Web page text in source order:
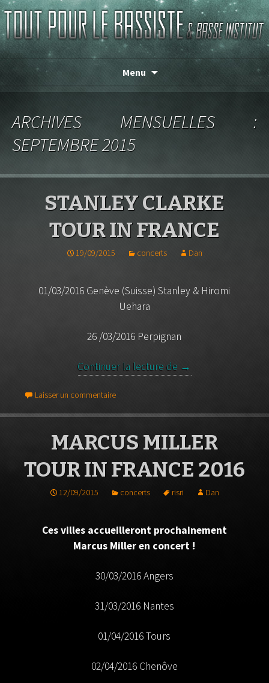
TOUT POUR LE BASSISTE
de basse depuis 1986 !
Menu
ARCHIVES MENSUELLES :
SEPTEMBRE 2015
STANLEY CLARKE
TOUR IN FRANCE
19/09/2015 concerts Dan
01/03/2016 Genève (Suisse) Stanley & Hiromi
Uehara
26 /03/2016 Perpignan
Continuer la lecture de Stanley Clarke Tour
→
Laisser un commentaire
MARCUS MILLER
TOUR IN FRANCE 2016
12/09/2015 concerts risri Dan
Ces villes accueilleront prochainement
Marcus Miller en concert !
30/03/2016 Angers
31/03/2016 Nantes
01/04/2016 Tours
02/04/2016 Chenôve